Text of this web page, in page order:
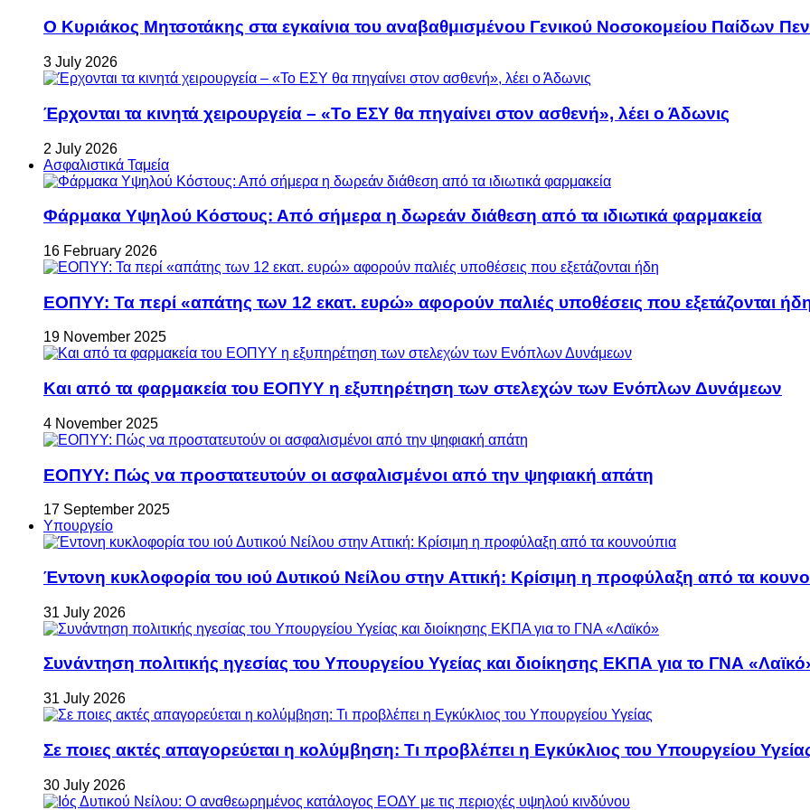
Ο Κυριάκος Μητσοτάκης στα εγκαίνια του αναβαθμισμένου Γενικού Νοσοκομείου Παίδων
3 July 2026
Έρχονται τα κινητά χειρουργεία – «Το ΕΣΥ θα πηγαίνει στον ασθενή», λέει ο Άδωνις
2 July 2026
Ασφαλιστικά Ταμεία
Φάρμακα Υψηλού Κόστους: Από σήμερα η δωρεάν διάθεση από τα ιδιωτικά φαρμακεία
16 February 2026
ΕΟΠΥΥ: Τα περί «απάτης των 12 εκατ. ευρώ» αφορούν παλιές υποθέσεις που εξετάζονται
19 November 2025
Και από τα φαρμακεία του ΕΟΠΥΥ η εξυπηρέτηση των στελεχών των Ενόπλων Δυνάμεων
4 November 2025
ΕΟΠΥΥ: Πώς να προστατευτούν οι ασφαλισμένοι από την ψηφιακή απάτη
17 September 2025
Υπουργείο
Έντονη κυκλοφορία του ιού Δυτικού Νείλου στην Αττική: Κρίσιμη η προφύλαξη από τα
31 July 2026
Συνάντηση πολιτικής ηγεσίας του Υπουργείου Υγείας και διοίκησης ΕΚΠΑ για το ΓΝΑ
31 July 2026
Σε ποιες ακτές απαγορεύεται η κολύμβηση: Τι προβλέπει η Εγκύκλιος του Υπουργείου
30 July 2026